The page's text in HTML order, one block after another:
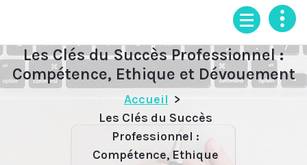
Les Clés du Succès Professionnel :
Compétence, Ethique et Dévouement
Accueil >
Les Clés du Succès
Professionnel :
Compétence, Ethique